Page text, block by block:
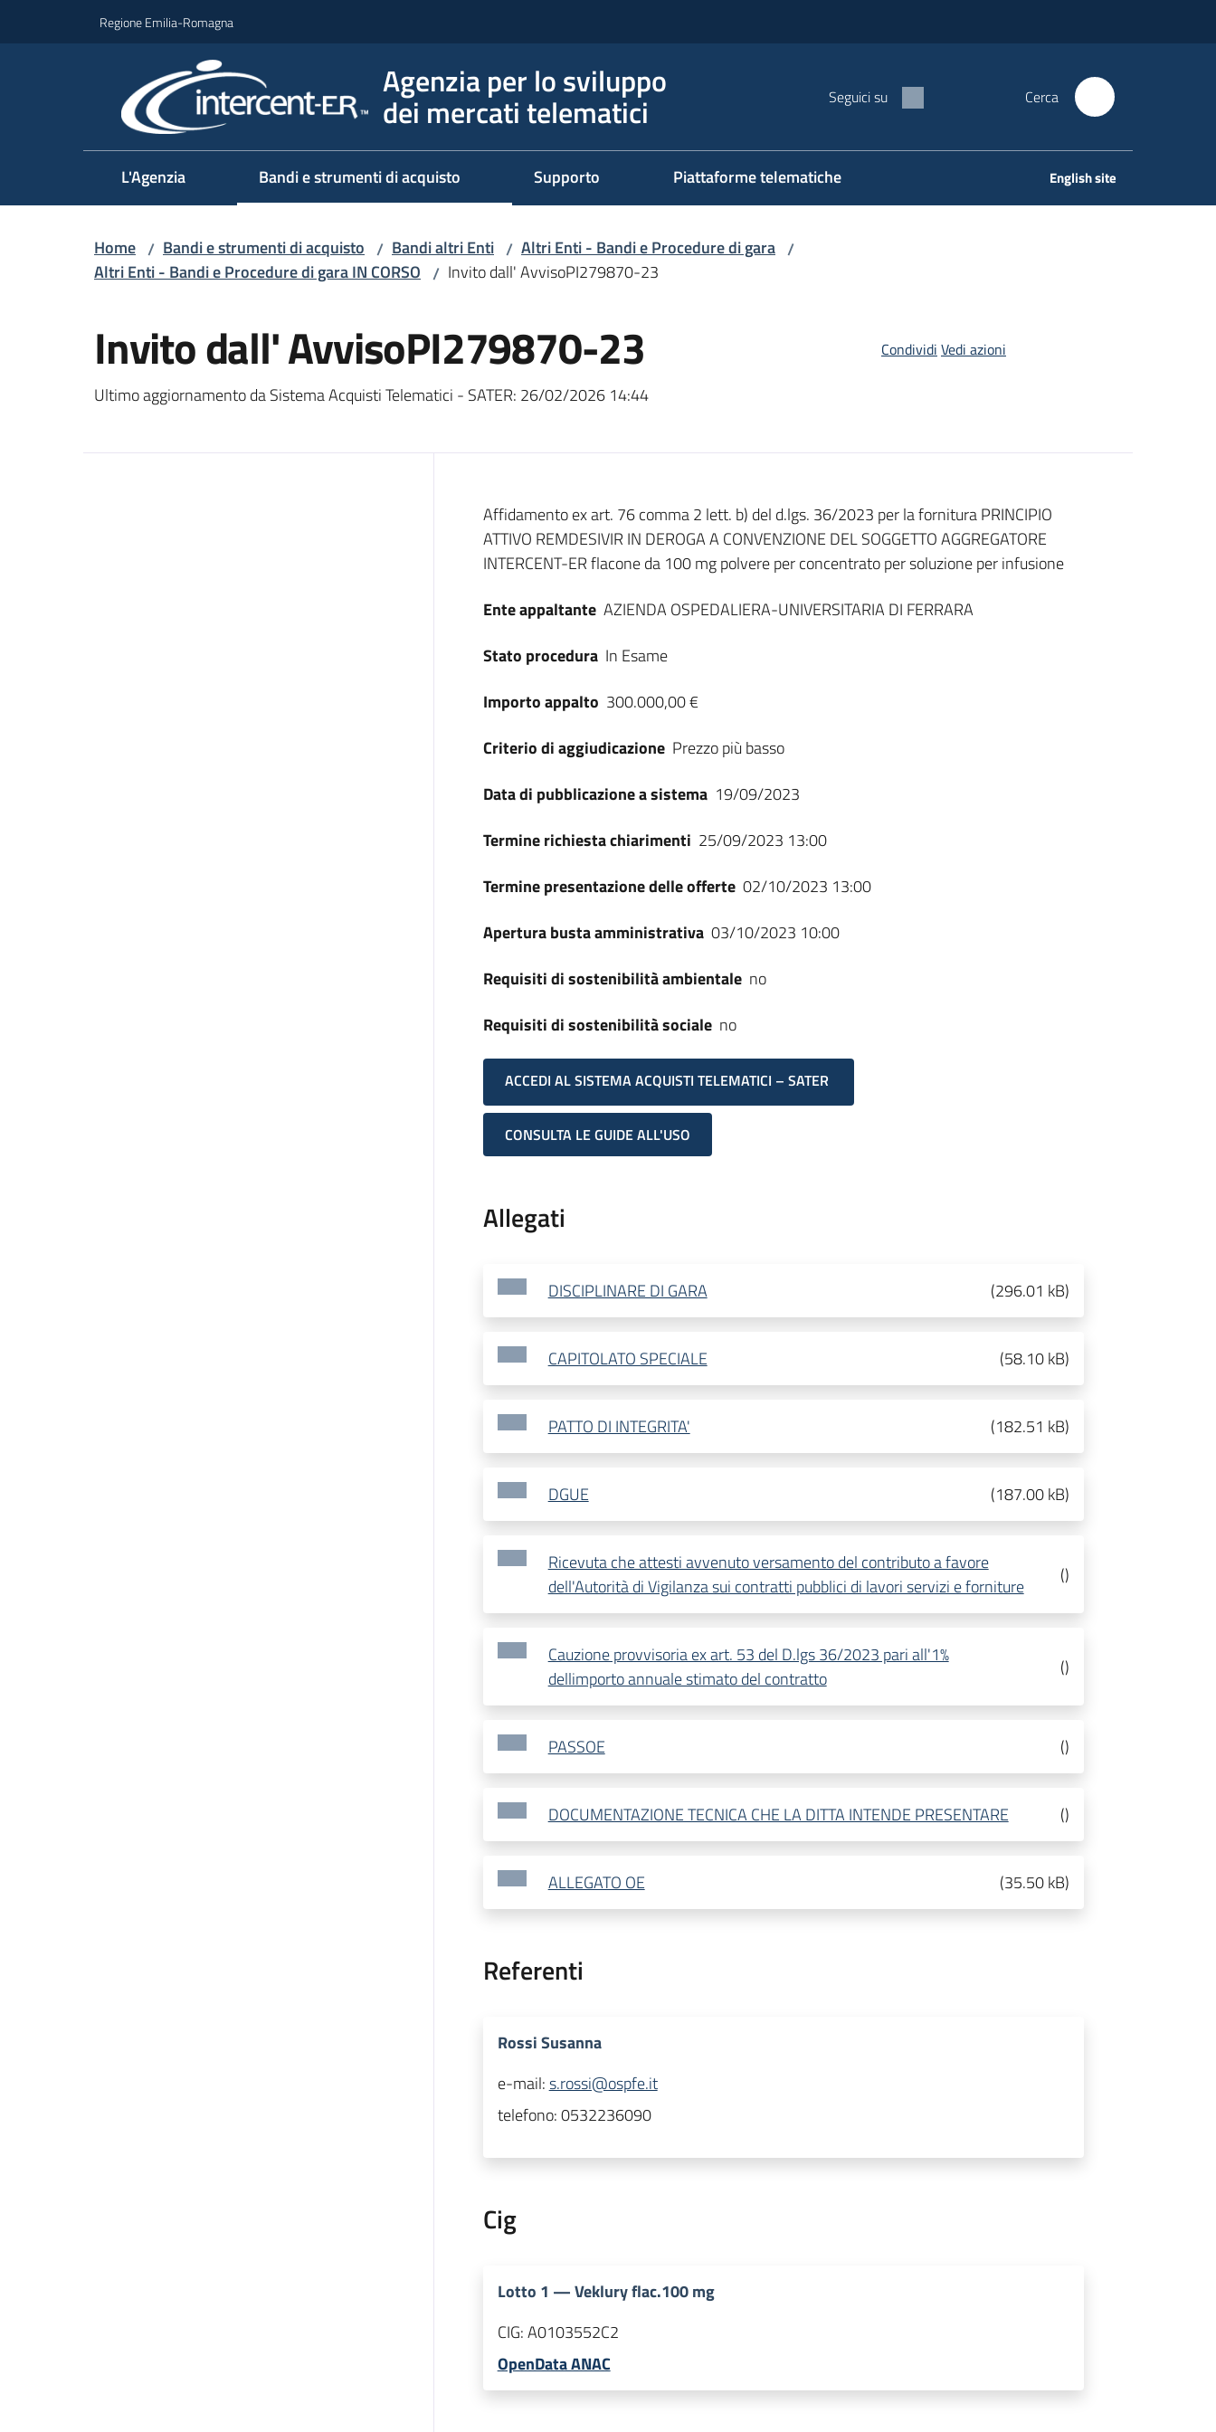
Regione Emilia-Romagna
Agenzia per lo sviluppo
dei mercati telematici Seguici su Cerca
L'Agenzia Bandi e strumenti di acquisto Supporto Piattaforme telematiche English site
Home / Bandi e strumenti di acquisto / Bandi altri Enti / Altri Enti - Bandi e Procedure di gara /
Altri Enti - Bandi e Procedure di gara IN CORSO / Invito dall' AvvisoPI279870-23
Invito dall' AvvisoPI279870-23
Ultimo aggiornamento da Sistema Acquisti Telematici - SATER: 26/02/2026 14:44
Condividi Vedi azioni
Dati del bando
Affidamento ex art. 76 comma 2 lett. b) del d.lgs. 36/2023 per la fornitura PRINCIPIO
ATTIVO REMDESIVIR IN DEROGA A CONVENZIONE DEL SOGGETTO AGGREGATORE
INTERCENT-ER flacone da 100 mg polvere per concentrato per soluzione per infusione
Ente appaltante AZIENDA OSPEDALIERA-UNIVERSITARIA DI FERRARA
Stato procedura In Esame
Importo appalto 300.000,00 €
Criterio di aggiudicazione Prezzo più basso
Data di pubblicazione a sistema 19/09/2023
Termine richiesta chiarimenti 25/09/2023 13:00
Termine presentazione delle offerte 02/10/2023 13:00
Apertura busta amministrativa 03/10/2023 10:00
Requisiti di sostenibilità ambientale no
Requisiti di sostenibilità sociale no
ACCEDI AL SISTEMA ACQUISTI TELEMATICI – SATER
CONSULTA LE GUIDE ALL'USO
Allegati
DISCIPLINARE DI GARA (296.01 kB)
CAPITOLATO SPECIALE (58.10 kB)
PATTO DI INTEGRITA' (182.51 kB)
DGUE (187.00 kB)
Ricevuta che attesti avvenuto versamento del contributo a favore
dell'Autorità di Vigilanza sui contratti pubblici di lavori servizi e forniture
()
Cauzione provvisoria ex art. 53 del D.lgs 36/2023 pari all'1%
dellimporto annuale stimato del contratto
()
PASSOE ()
DOCUMENTAZIONE TECNICA CHE LA DITTA INTENDE PRESENTARE ()
ALLEGATO OE (35.50 kB)
Referenti
Rossi Susanna
e-mail:s.rossi@ospfe.it
telefono:0532236090
Cig
Lotto 1 —Veklury flac.100 mg
CIG:A0103552C2
OpenData ANAC